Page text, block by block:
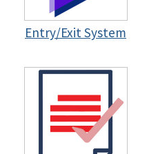
Entry/Exit System